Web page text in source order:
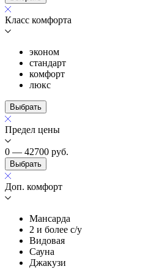
Класс комфорта
эконом
стандарт
комфорт
люкс
Выбрать
Предел цены
0 — 42700 руб.
Выбрать
Доп. комфорт
Мансарда
2 и более с/у
Видовая
Сауна
Джакузи